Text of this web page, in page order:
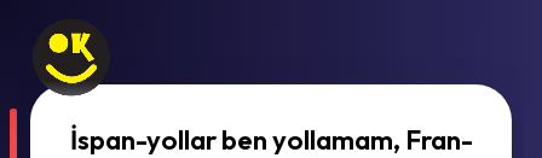
İspan-yollar ben yollamam, Fran-